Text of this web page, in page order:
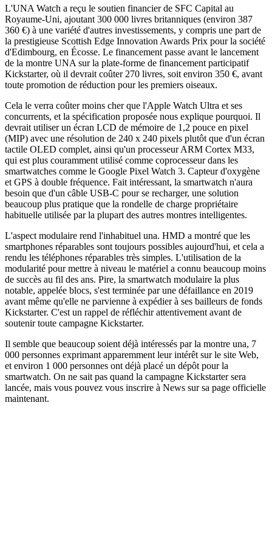
L'UNA Watch a reçu le soutien financier de SFC Capital au
Royaume-Uni, ajoutant 300 000 livres britanniques (environ 387
360 €) à une variété d'autres investissements, y compris une part de
la prestigieuse Scottish Edge Innovation Awards Prix pour la société
d'Edimbourg, en Écosse. Le financement passe avant le lancement
de la montre UNA sur la plate-forme de financement participatif
Kickstarter, où il devrait coûter 270 livres, soit environ 350 €, avant
toute promotion de réduction pour les premiers oiseaux.
Cela le verra coûter moins cher que l'Apple Watch Ultra et ses
concurrents, et la spécification proposée nous explique pourquoi. Il
devrait utiliser un écran LCD de mémoire de 1,2 pouce en pixel
(MIP) avec une résolution de 240 x 240 pixels plutôt que d'un écran
tactile OLED complet, ainsi qu'un processeur ARM Cortex M33,
qui est plus couramment utilisé comme coprocesseur dans les
smartwatches comme le Google Pixel Watch 3. Capteur d'oxygène
et GPS à double fréquence. Fait intéressant, la smartwatch n'aura
besoin que d'un câble USB-C pour se recharger, une solution
beaucoup plus pratique que la rondelle de charge propriétaire
habituelle utilisée par la plupart des autres montres intelligentes.
L'aspect modulaire rend l'inhabituel una. HMD a montré que les
smartphones réparables sont toujours possibles aujourd'hui, et cela a
rendu les téléphones réparables très simples. L'utilisation de la
modularité pour mettre à niveau le matériel a connu beaucoup moins
de succès au fil des ans. Pire, la smartwatch modulaire la plus
notable, appelée blocs, s'est terminée par une défaillance en 2019
avant même qu'elle ne parvienne à expédier à ses bailleurs de fonds
Kickstarter. C'est un rappel de réfléchir attentivement avant de
soutenir toute campagne Kickstarter.
Il semble que beaucoup soient déjà intéressés par la montre una, 7
000 personnes exprimant apparemment leur intérêt sur le site Web,
et environ 1 000 personnes ont déjà placé un dépôt pour la
smartwatch. On ne sait pas quand la campagne Kickstarter sera
lancée, mais vous pouvez vous inscrire à News sur sa page officielle
maintenant.